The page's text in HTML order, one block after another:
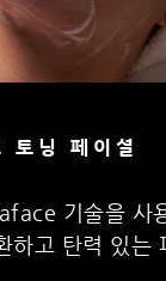
토닝 페이셜
기술을 사
하고 탄력 있는